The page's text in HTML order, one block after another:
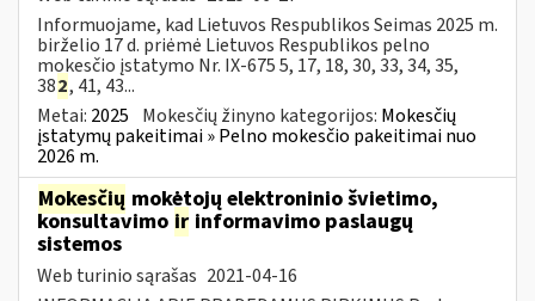
Informuojame, kad Lietuvos Respublikos Seimas 2025 m.
birželio 17 d. priėmė Lietuvos Respublikos pelno
mokesčio įstatymo Nr. IX-675 5, 17, 18, 30, 33, 34, 35,
382, 41, 43...
Metai: 2025 Mokesčių žinyno kategorijos: Mokesčių
įstatymų pakeitimai » Pelno mokesčio pakeitimai nuo
2026 m.
Mokesčių mokėtojų elektroninio švietimo,
konsultavimo ir informavimo paslaugų
sistemos
Web turinio sąrašas 2021-04-16